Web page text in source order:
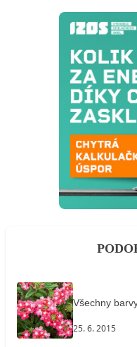
Všechny
25. 6. 2015